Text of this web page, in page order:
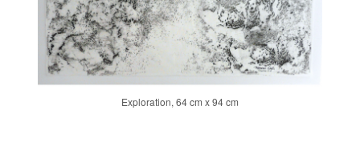
Exploration, 64 cm x 94 cm